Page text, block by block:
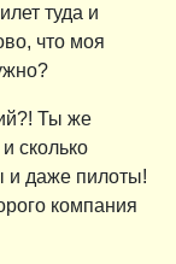
туда и
что моя
Ты же
сколько
и даже пилоты!
компания